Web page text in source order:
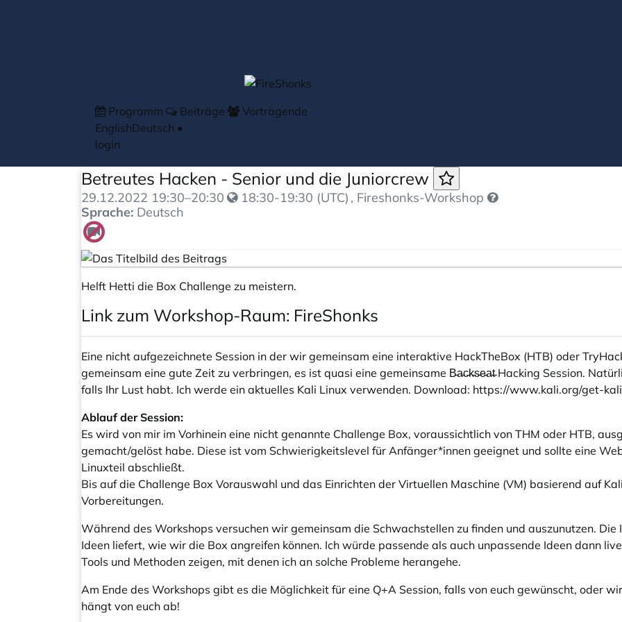
Programm Beiträge
Vortragende
EnglishDeutsch •
login
Betreutes Hacken - Senior und die Juniorcrew
29.12.2022 19:30–20:30 18:30-19:30 (UTC) , Fireshonks-Workshop
Sprache: Deutsch
Helft Hetti die Box Challenge zu meistern.
Link zum Workshop-Raum: FireShonks
Eine nicht aufgezeichnete Session in der wir gemeinsam eine interaktive HackTheBox (HTB) oder
gemeinsam eine gute Zeit zu verbringen, es ist quasi eine gemeinsame B̵a̵c̵k̵s̵e̵a̵t̵ Hacking Session.
falls Ihr Lust habt. Ich werde ein aktuelles Kali Linux verwenden. Download: https://www.kali.org/get-
Ablauf der Session:
Es wird von mir im Vorhinein eine nicht genannte Challenge Box, voraussichtlich von THM oder HTB,
gemacht/gelöst habe. Diese ist vom Schwierigkeitslevel für Anfänger*innen geeignet und sollte eine
Linuxteil abschließt.
Bis auf die Challenge Box Vorauswahl und das Einrichten der Virtuellen Maschine (VM) basierend auf
Vorbereitungen.
Während des Workshops versuchen wir gemeinsam die Schwachstellen zu finden und auszunutzen.
Ideen liefert, wie wir die Box angreifen können. Ich würde passende als auch unpassende Ideen dann
Tools und Methoden zeigen, mit denen ich an solche Probleme herangehe.
Am Ende des Workshops gibt es die Möglichkeit für eine Q+A Session, falls von euch gewünscht, oder
hängt von euch ab!